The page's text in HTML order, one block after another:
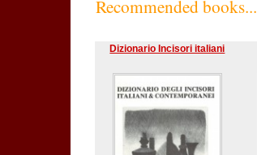
Recommended books...
Dizionario Incisori italiani